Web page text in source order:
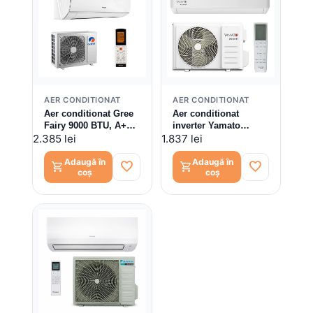
AER CONDITIONAT
Aer conditionat Gree
Fairy 9000 BTU, A++,
freon R32, Control
WiFi, kit instalare
inclus, GWH09ACC-
K6DNA1F, kit instalare
inclus
2.385 lei
shopping_cart Adaugă în
coș
favorite
AER CONDITIONAT
Aer conditionat
inverter Yamato
Avanti YW12T3n
12000 BTU, Kit
instalare inclus
1.837 lei
shopping_cartAdaugă în
coș
favorite